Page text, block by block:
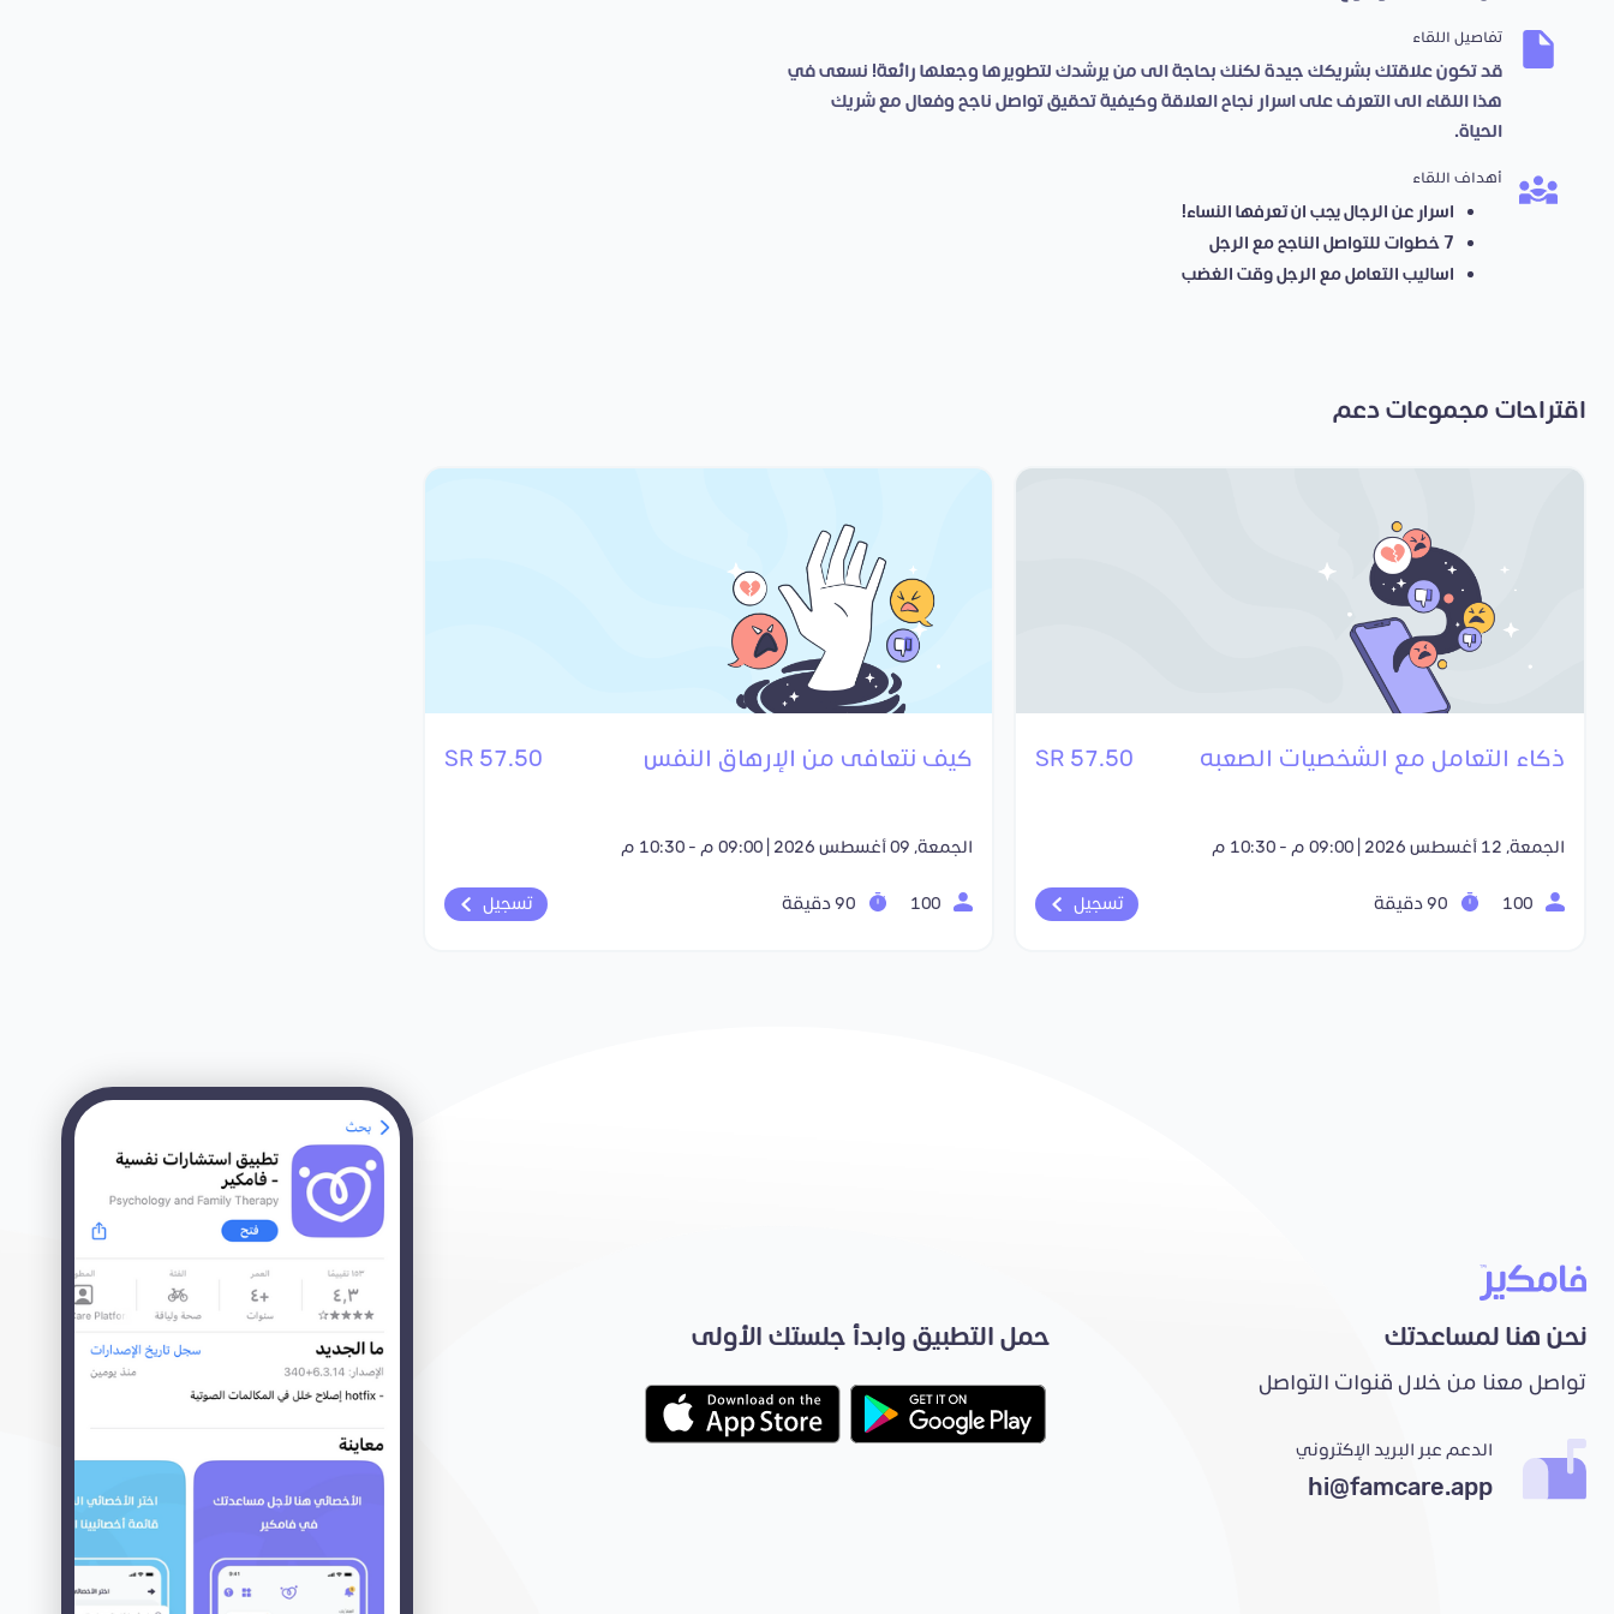
تفاصيل اللقاء
قد تكون علاقتك بشريكك جيدة لكنك بحاجة الى من يرشدك لتطويرها وجعلها رائعة! نسعى في
هذا اللقاء الى التعرف على اسرار نجاح العلاقة وكيفية تحقيق تواصل ناجح وفعال مع شريك
الحياة.
أهداف اللقاء
اسرار عن الرجال يجب ان تعرفها النساء!
7 خطوات للتواصل الناجح مع الرجل
اساليب التعامل مع الرجل وقت الغضب
اقتراحات مجموعات دعم
ذكاء التعامل مع الشخصيات الصعبه 57.50 SR
الجمعة, 12 أغسطس 2026 | 09:00 م - 10:30 م
تسجيل
كيف نتعافى من الإرهاق النفس 57.50 SR
الجمعة, 09 أغسطس 2026 | 09:00 م - 10:30 م
تسجيل
نحن هنا لمساعدتك
تواصل معنا من خلال قنوات التواصل
الدعم عبر البريد الإكتروني
hi@famcare.app
حمل التطبيق وابدأ جلستك الأولى